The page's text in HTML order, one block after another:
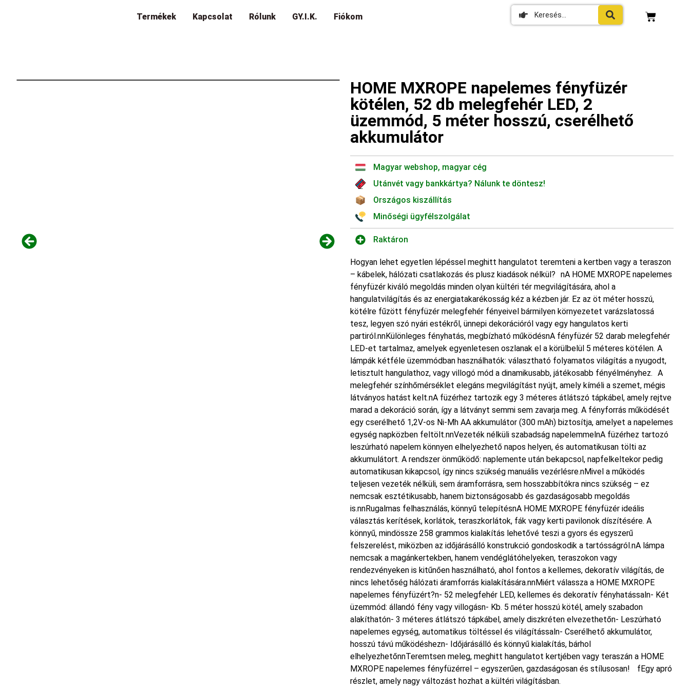
Termékek Kapcsolat Rólunk GY.I.K. Fiókom
HOME MXROPE napelemes fényfüzér
kötélen, 52 db melegfehér LED, 2
üzemmód, 5 méter hosszú, cserélhető
akkumulátor
Magyar webshop, magyar cég
Utánvét vagy bankkártya? Nálunk te döntesz!
Országos kiszállítás
Minőségi ügyfélszolgálat
Raktáron
Hogyan lehet egyetlen lépéssel meghitt hangulatot teremteni a kertben vagy a teraszon
– kábelek, hálózati csatlakozás és plusz kiadások nélkül? nA HOME MXROPE napelemes
fényfüzér kiváló megoldás minden olyan kültéri tér megvilágítására, ahol a
hangulatvilágítás és az energiatakarékosság kéz a kézben jár. Ez az öt méter hosszú,
kötélre fűzött fényfüzér melegfehér fényeivel bármilyen környezetet varázslatossá
tesz, legyen szó nyári estékről, ünnepi dekorációról vagy egy hangulatos kerti
partiról.nnKülönleges fényhatás, megbízható működésnA fényfüzér 52 darab melegfehér
LED-et tartalmaz, amelyek egyenletesen oszlanak el a körülbelül 5 méteres kötélen. A
lámpák kétféle üzemmódban használhatók: választható folyamatos világítás a nyugodt,
letisztult hangulathoz, vagy villogó mód a dinamikusabb, játékosabb fényélményhez. A
melegfehér színhőmérséklet elegáns megvilágítást nyújt, amely kíméli a szemet, mégis
látványos hatást kelt.nA füzérhez tartozik egy 3 méteres átlátszó tápkábel, amely rejtve
marad a dekoráció során, így a látványt semmi sem zavarja meg. A fényforrás működését
egy cserélhető 1,2V-os Ni-Mh AA akkumulátor (300 mAh) biztosítja, amelyet a napelemes
egység napközben feltölt.nnVezeték nélküli szabadság napelemmelnA füzérhez tartozó
leszúrható napelem könnyen elhelyezhető napos helyen, és automatikusan tölti az
akkumulátort. A rendszer önműködő: naplemente után bekapcsol, napfelkeltekor pedig
automatikusan kikapcsol, így nincs szükség manuális vezérlésre.nMivel a működés
teljesen vezeték nélküli, sem áramforrásra, sem hosszabbítókra nincs szükség – ez
nemcsak esztétikusabb, hanem biztonságosabb és gazdaságosabb megoldás
is.nnRugalmas felhasználás, könnyű telepítésnA HOME MXROPE fényfüzér ideális
választás kerítések, korlátok, teraszkorlátok, fák vagy kerti pavilonok díszítésére. A
könnyű, mindössze 258 grammos kialakítás lehetővé teszi a gyors és egyszerű
felszerelést, miközben az időjárásálló konstrukció gondoskodik a tartósságról.nA lámpa
nemcsak a magánkertekben, hanem vendéglátóhelyeken, teraszokon vagy
rendezvényeken is kitűnően használható, ahol fontos a kellemes, dekoratív világítás, de
nincs lehetőség hálózati áramforrás kialakítására.nnMiért válassza a HOME MXROPE
napelemes fényfüzért?n- 52 melegfehér LED, kellemes és dekoratív fényhatássaln- Két
üzemmód: állandó fény vagy villogásn- Kb. 5 méter hosszú kötél, amely szabadon
alakíthatón- 3 méteres átlátszó tápkábel, amely diszkréten elvezethetőn- Leszúrható
napelemes egység, automatikus töltéssel és világítássaln- Cserélhető akkumulátor,
hosszú távú működéshezn- Időjárásálló és könnyű kialakítás, bárhol
elhelyezhetőnnTeremtsen meleg, meghitt hangulatot kertjében vagy teraszán a HOME
MXROPE napelemes fényfüzérrel – egyszerűen, gazdaságosan és stílusosan! fEgy apró
részlet, amely nagy változást hozhat a kültéri világításban.